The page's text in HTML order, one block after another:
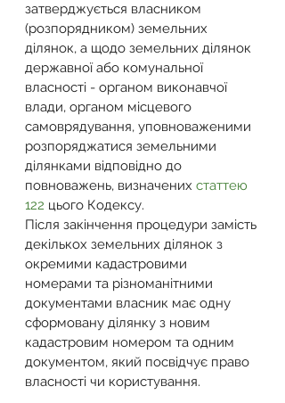
затверджується власником
(розпорядником) земельних
ділянок, а щодо земельних ділянок
державної або комунальної
власності - органом виконавчої
влади, органом місцевого
самоврядування, уповноваженими
розпоряджатися земельними
ділянками відповідно до
повноважень, визначених статтею
122 цього Кодексу.
Після закінчення процедури замість
декількох земельних ділянок з
окремими кадастровими
номерами та різноманітними
документами власник має одну
сформовану ділянку з новим
кадастровим номером та одним
документом, який посвідчує право
власності чи користування.